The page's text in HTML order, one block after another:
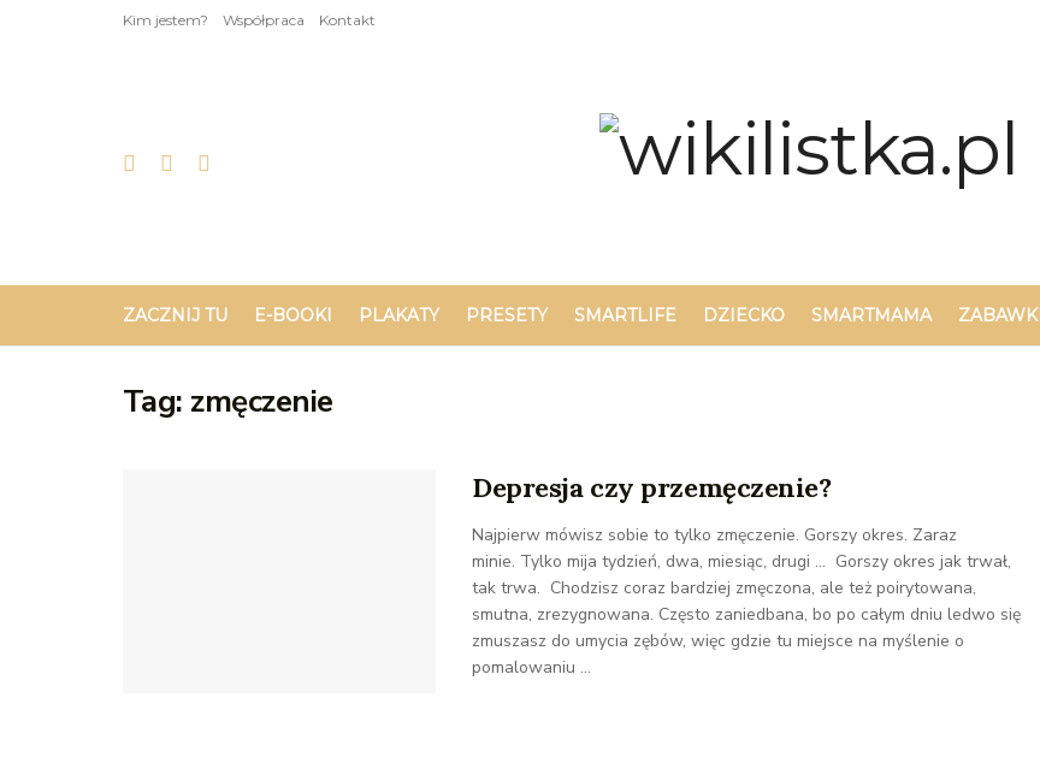
Kim jestem? Współpraca Kontakt
ZACZNIJ TU E-BOOKI PLAKATY PRESETY SMARTLIFE DZIECKO SMARTMAMA
Tag: zmęczenie
Depresja czy przemęczenie?
Najpierw mówisz sobie to tylko zmęczenie. Gorszy okres. Zaraz
minie. Tylko mija tydzień, dwa, miesiąc, drugi ... Gorszy okres jak trwał,
tak trwa. Chodzisz coraz bardziej zmęczona, ale też poirytowana,
smutna, zrezygnowana. Często zaniedbana, bo po całym dniu ledwo się
zmuszasz do umycia zębów, więc gdzie tu miejsce na myślenie o
pomalowaniu ...